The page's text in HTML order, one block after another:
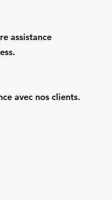
assistance
avec nos clients.